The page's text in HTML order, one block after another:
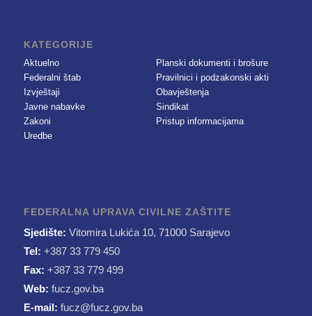
KATEGORIJE
Aktuelno
Federalni štab
Izvještaji
Javne nabavke
Zakoni
Uredbe
Planski dokumenti i brošure
Pravilnici i podzakonski akti
Obavještenja
Sindikat
Pristup informacijama
FEDERALNA UPRAVA CIVILNE ZAŠTITE
Sjedište: Vitomira Lukića 10, 71000 Sarajevo
Tel: +387 33 779 450
Fax: +387 33 779 499
Web: fucz.gov.ba
E-mail: fucz@fucz.gov.ba